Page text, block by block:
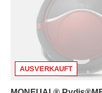
AUSVERKAUFT